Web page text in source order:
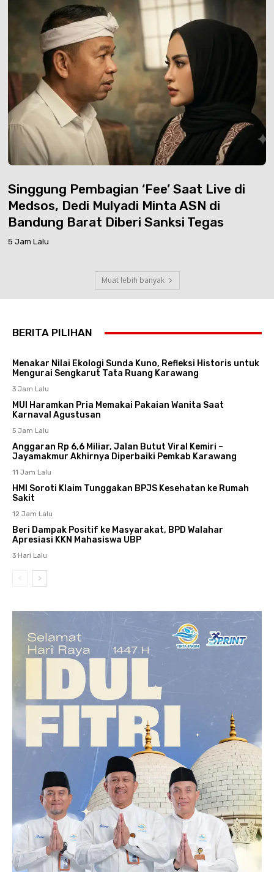
Singgung Pembagian ‘Fee’ Saat Live di
Medsos, Dedi Mulyadi Minta ASN di
Bandung Barat Diberi Sanksi Tegas
5 Jam Lalu
Muat lebih banyak
BERITA PILIHAN
Menakar Nilai Ekologi Sunda Kuno, Refleksi Historis untuk
Mengurai Sengkarut Tata Ruang Karawang
3 Jam Lalu
MUI Haramkan Pria Memakai Pakaian Wanita Saat
Karnaval Agustusan
5 Jam Lalu
Anggaran Rp 6,6 Miliar, Jalan Butut Viral Kemiri –
Jayamakmur Akhirnya Diperbaiki Pemkab Karawang
11 Jam Lalu
HMI Soroti Klaim Tunggakan BPJS Kesehatan ke Rumah
Sakit
12 Jam Lalu
Beri Dampak Positif ke Masyarakat, BPD Walahar
Apresiasi KKN Mahasiswa UBP
3 Hari Lalu